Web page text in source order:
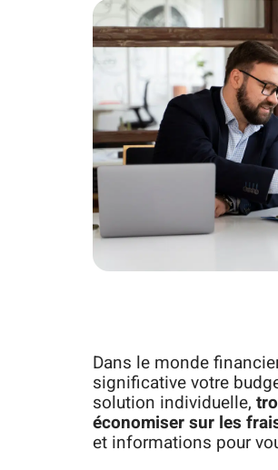
Dans le monde
significative votre
solution individuelle,
économiser sur les
et informations pour